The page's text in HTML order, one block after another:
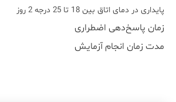
پایداری در دمای اتاق بین 18 تا 25 درجه 2 روز
زمان پاسخ‌دهی اضطراری
مدت زمان انجام آزمایش